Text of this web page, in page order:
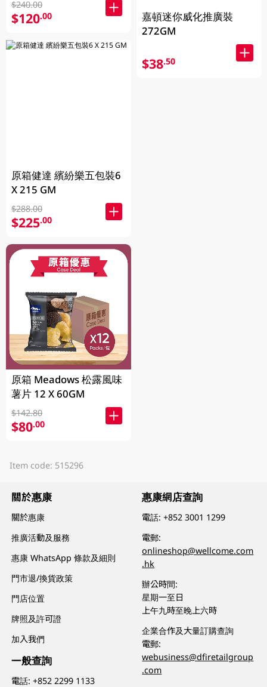
$240.00
$120.00
原箱健達 繽紛樂五包裝6
X 215 GM
$288.00
$225.00
原箱 Meadows 松露風味
薯片 12 X 60GM
$142.80
$80.00
嘉頓迷你威化推廣裝
272GM
$38.50
Item code: 515296
關於惠康
關於惠康
推廣活動及服務
惠康 WhatsApp 條款及細則
門市退/換貨政策
門店位置
牌照及許可證
加入我們
一般查詢
電話:+852 2299 1133
惠康網店查詢
電話:+852 3001 1299
電郵:
onlineshop@wellcome.com
.hk
辦公時間:
星期一至日
上午九時至晚上六時
企業合作及大量訂購查詢
電郵:
webusiness@dfiretailgroup
.com